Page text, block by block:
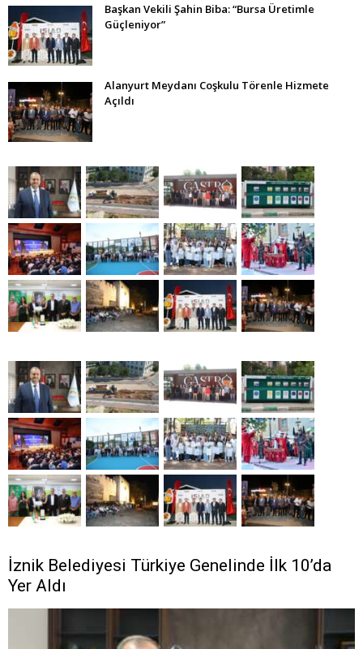
Başkan Vekili Şahin Biba: “Bursa Üretimle
Güçleniyor”
Alanyurt Meydanı Coşkulu Törenle Hizmete
Açıldı
İznik Belediyesi Türkiye Genelinde İlk 10’da
Yer Aldı